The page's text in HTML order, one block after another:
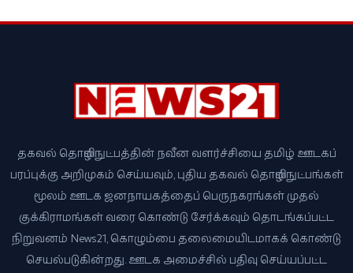
தகவல் தொழில்நுட்பத்தின் நவீன வளர்ச்சியை தமிழ் ஊடகப்
பரப்புக்கு அறிமுகம் செய்யவும், புதிய தகவல் தொழில்நுட்பங்கள்
மூலம் ஊடக ஜனநாயகத்தைப் பெருநகரங்கள் முதல்
குக்கிராமங்கள் வரை கொண்டு சேர்க்கவும் தொடங்கப்பட்ட
நிறுவனம் News21, கொழும்பை தலைமையிடமாகக் கொண்டு
செயல்படுகின்றது. ஊடக அமைச்சில் பதிவு செய்யப்பட்ட